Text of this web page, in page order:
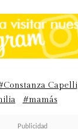
Capelli
#mamás